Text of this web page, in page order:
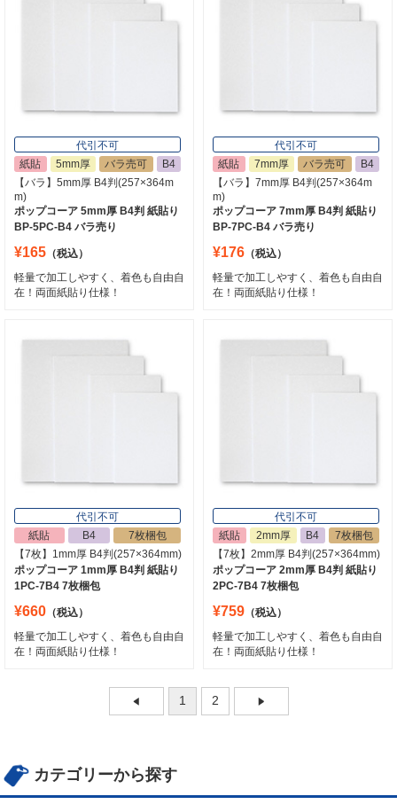
代引不可
紙貼
5mm厚 バラ売可
B4
【バラ】5mm厚 B4判(257×364m
m)
ポップコーア 5mm厚 B4判 紙貼り
BP-5PC-B4 バラ売り
¥165 （税込）
軽量で加工しやすく、着色も自由自
在！両面紙貼り仕様！
代引不可
紙貼
7mm厚 バラ売可
B4
【バラ】7mm厚 B4判(257×364m
m)
ポップコーア 7mm厚 B4判 紙貼り
BP-7PC-B4 バラ売り
¥176 （税込）
軽量で加工しやすく、着色も自由自
在！両面紙貼り仕様！
代引不可
紙貼
B4
7枚梱包
【7枚】1mm厚 B4判(257×364mm)
ポップコーア 1mm厚 B4判 紙貼り
1PC-7B4 7枚梱包
¥660 （税込）
軽量で加工しやすく、着色も自由自
在！両面紙貼り仕様！
代引不可
紙貼
2mm厚 B4
7枚梱包
【7枚】2mm厚 B4判(257×364mm)
ポップコーア 2mm厚 B4判 紙貼り
2PC-7B4 7枚梱包
¥759 （税込）
軽量で加工しやすく、着色も自由自
在！両面紙貼り仕様！
1 2
カテゴリーから探す